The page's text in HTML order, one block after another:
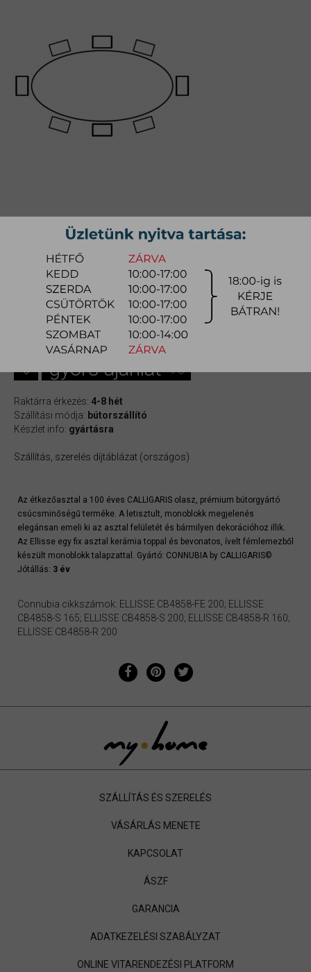
ELLISSE ÉTKEZŐASZTAL
Méret: Kerámia 200x100 ovális;
Cikkszám:mycoel001
1.179.400 Ft-tól
A termék számos színváltozata miatt, kérjük, használja az alábbi
KONFIGURÁTORT (ha elérhető) a termék konfigurálásához, és KÉRJEN
AJÁNLATOT a konkrét színre, mivel kedvezmények is elérhetők lehetnek.
gyors ajánlat
Raktárra érkezés: 4-8 hét
Szállítási módja: bútorszállító
Készlet info: gyártásra
Szállítás, szerelés díjtáblázat (országos)
Az étkezőasztal a 100 éves CALLIGARIS olasz, prémium bútorgyártó
csúcsminőségű terméke. A letisztult, monoblokk megjelenés
elegánsan emeli ki az asztal felületét és bármilyen dekorációhoz illik.
Az Ellisse egy fix asztal kerámia toppal és bevonatos, ívelt fémlemezből
készült monoblokk talapzattal. Gyártó: CONNUBIA by CALLIGARIS©
Jótállás: 3 év
Connubia cikkszámok: ELLISSE CB4858-FE 200; ELLISSE
CB4858-S 165; ELLISSE CB4858-S 200; ELLISSE CB4858-R 160;
ELLISSE CB4858-R 200
SZÁLLÍTÁS ÉS SZERELÉS
VÁSÁRLÁS MENETE
KAPCSOLAT
ÁSZF
GARANCIA
ADATKEZELÉSI SZABÁLYZAT
ONLINE VITARENDEZÉSI PLATFORM